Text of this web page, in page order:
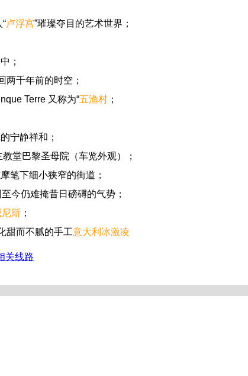
卢浮宫”璀璨夺目的艺术世界；
；
两千年前的时空；
Terre 又称为“五渔村 ；
宁静祥和；
堂巴黎圣母院（车览外观）；
摩笔下细小狭窄的街道；
今仍难掩昔日磅礡的气势；
尼斯 ；
甜而不腻的手工意大利冰激凌
关线路